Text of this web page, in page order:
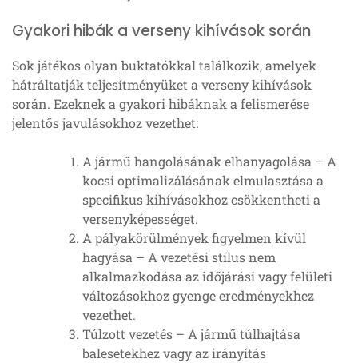
Gyakori hibák a verseny kihívások során
Sok játékos olyan buktatókkal találkozik, amelyek
hátráltatják teljesítményüket a verseny kihívások
során. Ezeknek a gyakori hibáknak a felismerése
jelentős javulásokhoz vezethet:
A jármű hangolásának elhanyagolása – A
kocsi optimalizálásának elmulasztása a
specifikus kihívásokhoz csökkentheti a
versenyképességet.
A pályakörülmények figyelmen kívül
hagyása – A vezetési stílus nem
alkalmazkodása az időjárási vagy felületi
változásokhoz gyenge eredményekhez
vezethet.
Túlzott vezetés – A jármű túlhajtása
balesetekhez vagy az irányítás